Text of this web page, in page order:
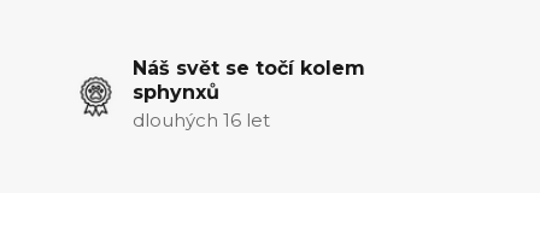
Náš svět se točí kolem
sphynxů
dlouhých 16 let